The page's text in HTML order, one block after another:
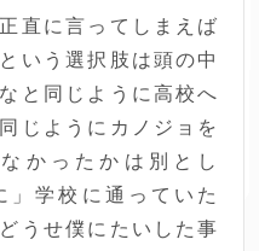
直に言ってしまえば
いう選択肢は頭の中
と同じように高校へ
じようにカノジョを
かったかは別とし
学校に通っていた
うせ僕にたいした事